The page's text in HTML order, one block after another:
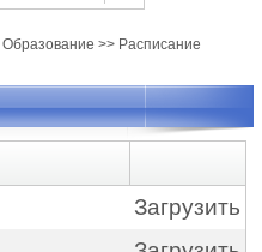
Образование >> Расписание
Загрузить